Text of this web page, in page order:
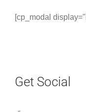
[cp_modal
Get Social